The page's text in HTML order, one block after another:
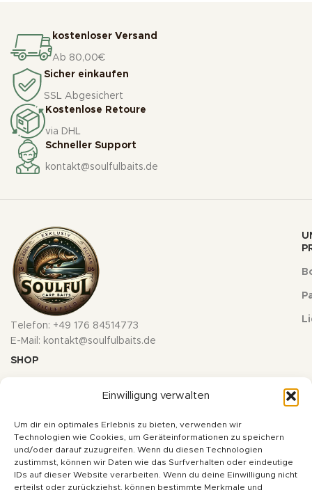
Einwilligung verwalten
Um dir ein optimales Erlebnis zu bieten, verwenden wir
Technologien wie Cookies, um Geräteinformationen zu speichern
und/oder darauf zuzugreifen. Wenn du diesen Technologien
zustimmst, können wir Daten wie das Surfverhalten oder eindeutige
IDs auf dieser Website verarbeiten. Wenn du deine Einwilligung nicht
erteilst oder zurückziehst, können bestimmte Merkmale und
kostenloser Versand
Ab 80,00€
Sicher einkaufen
SSL Abgesichert
Kostenlose Retoure
via DHL
Schneller Support
kontakt@soulfulbaits.de
Telefon: +49 176 84514773
E-Mail: kontakt@soulfulbaits.de
SHOP
INFORMATIONEN
Über uns